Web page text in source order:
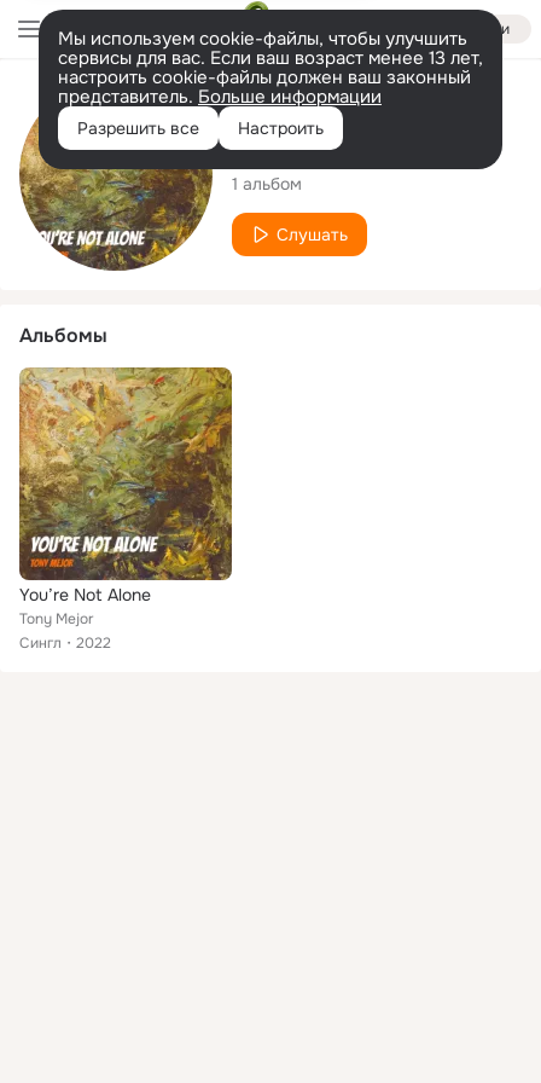
Войти
Мы используем cookie-файлы, чтобы улучшить
сервисы для вас. Если ваш возраст менее 13 лет,
настроить cookie-файлы должен ваш законный
представитель. Больше информации
Разрешить все Настроить
Исполнитель
Tony Mejor
1 альбом
Слушать
Альбомы
You’re Not Alone
Tony Mejor
Сингл
2022